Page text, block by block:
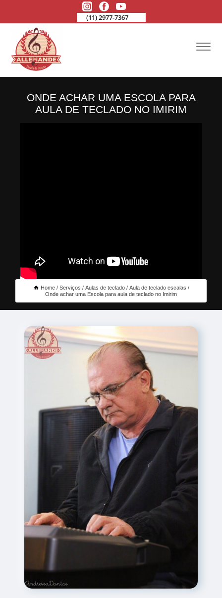
(11) 2977-7367
ONDE ACHAR UMA ESCOLA PARA
AULA DE TECLADO NO IMIRIM
Home Serviços Aulas de teclado
Aula de teclado escalas
Onde achar uma Escola para aula de teclado no Imirim